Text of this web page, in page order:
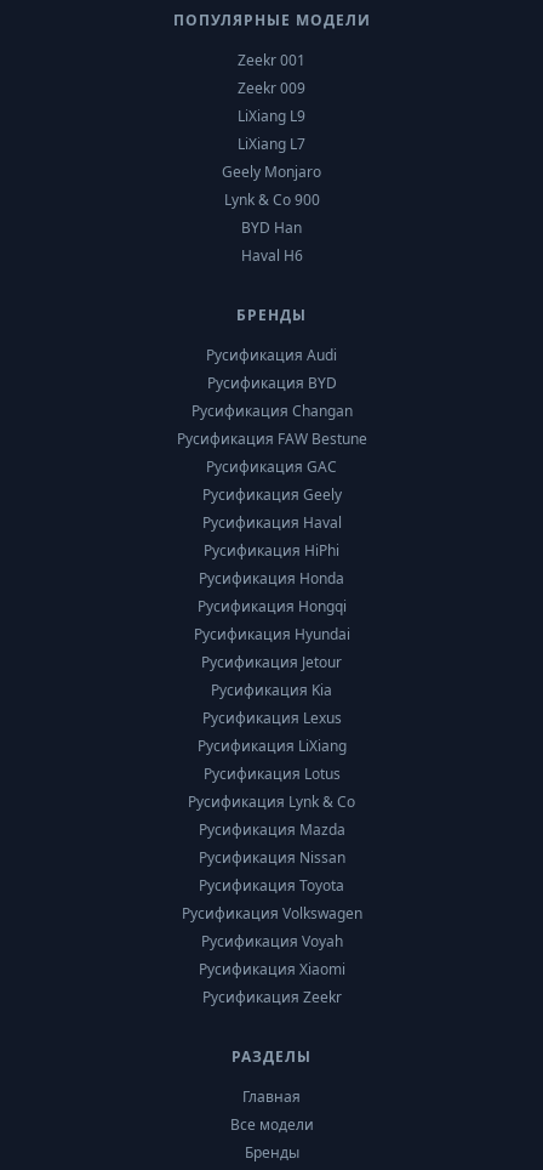
ПОПУЛЯРНЫЕ МОДЕЛИ
Zeekr 001
Zeekr 009
LiXiang L9
LiXiang L7
Geely Monjaro
Lynk & Co 900
BYD Han
Haval H6
БРЕНДЫ
Русификация Audi
Русификация BYD
Русификация Changan
Русификация FAW Bestune
Русификация GAC
Русификация Geely
Русификация Haval
Русификация HiPhi
Русификация Honda
Русификация Hongqi
Русификация Hyundai
Русификация Jetour
Русификация Kia
Русификация Lexus
Русификация LiXiang
Русификация Lotus
Русификация Lynk & Co
Русификация Mazda
Русификация Nissan
Русификация Toyota
Русификация Volkswagen
Русификация Voyah
Русификация Xiaomi
Русификация Zeekr
РАЗДЕЛЫ
Главная
Все модели
Бренды